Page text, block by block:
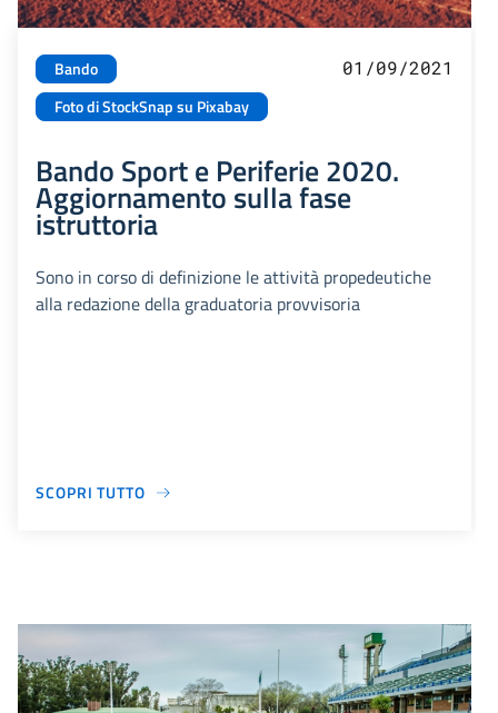
Bando
Foto di StockSnap su Pixabay
01/09/2021
Bando Sport e Periferie 2020.
Aggiornamento sulla fase
istruttoria
Sono in corso di definizione le attività propedeutiche
alla redazione della graduatoria provvisoria
SCOPRI TUTTO